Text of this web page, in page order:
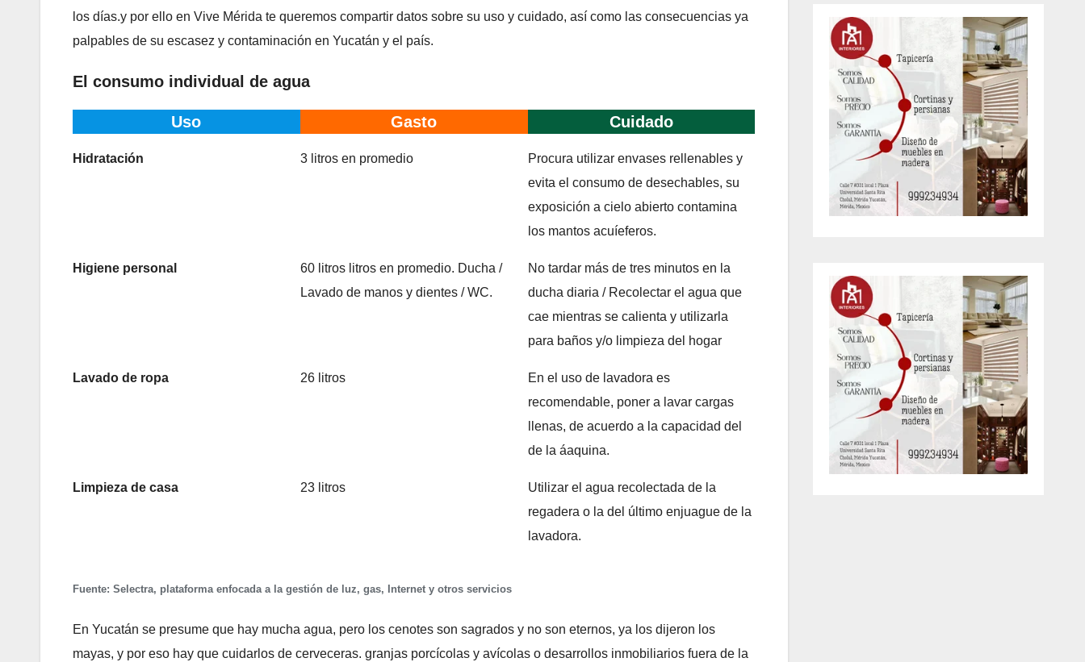
los días.y por ello en Vive Mérida te queremos compartir datos sobre su uso y cuidado, así como las consecuencias ya
palpables de su escasez y contaminación en Yucatán y el país.
El consumo individual de agua
Uso
Hidratación
Gasto
3 litros en promedio
Cuidado
Procura utilizar envases rellenables y
evita el consumo de desechables, su
exposición a cielo abierto contamina
los mantos acuíeferos.
Higiene personal
60 litros litros en promedio. Ducha /
Lavado de manos y dientes / WC.
No tardar más de tres minutos en la
ducha diaria / Recolectar el agua que
cae mientras se calienta y utilizarla
para baños y/o limpieza del hogar
Lavado de ropa 26 litros
En el uso de lavadora es
recomendable, poner a lavar cargas
llenas, de acuerdo a la capacidad del
de la áaquina.
Limpieza de casa 23 litros
Utilizar el agua recolectada de la
regadera o la del último enjuague de la
lavadora.
Fuente: Selectra, plataforma enfocada a la gestión de luz, gas, Internet y otros servicios
En Yucatán se presume que hay mucha agua, pero los cenotes son sagrados y no son eternos, ya los dijeron los
mayas, y por eso hay que cuidarlos de cerveceras. granjas porcícolas y avícolas o desarrollos inmobiliarios fuera de la